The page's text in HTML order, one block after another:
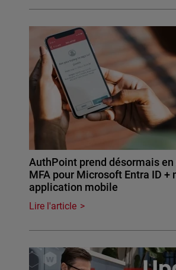
AuthPoint prend désormais en
MFA pour Microsoft Entra ID +
application mobile
Lire l'article